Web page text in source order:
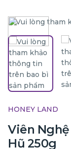
HONEY LAND
Viên Nghệ
Hũ 250g